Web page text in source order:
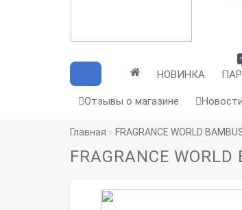
НОВИНКА
Отзывы о магазине Новости
Главная FRAGRANCE WORLD
FRAGRANCE